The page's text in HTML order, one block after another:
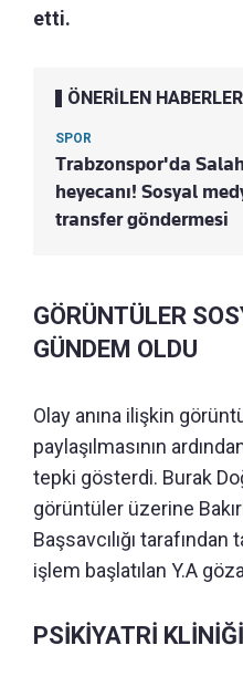
etti.
ÖNERİLEN HABERLER
SPOR
Trabzonspor'da Salah
heyecanı! Sosyal
transfer göndermesi
GÖRÜNTÜLER
GÜNDEM OLDU
Olay anına ilişkin
paylaşılmasının
tepki gösterdi. Burak
görüntüler üzerine
Başsavcılığı
işlem başlatılan Y.A
PSİKİYATRİ